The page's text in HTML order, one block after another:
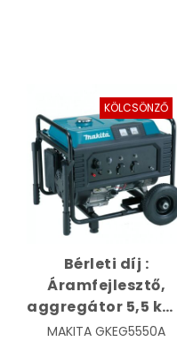
KÖLCSÖNZŐ
Bérleti díj :
Áramfejlesztő,
aggregátor 5,5 kW |
MAKITA EG5550A
MAKITA GKEG5550A